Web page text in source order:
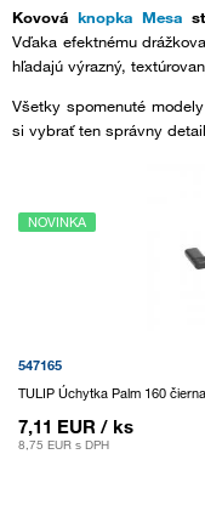
Kovová knopka Mesa
Vďaka efektnému
hľadajú výrazný,
Všetky spomenuté
si vybrať ten správny
NOVINKA
547165
TULIP Úchytka Palm 160
7,11 EUR / ks
8,75 EUR s DPH